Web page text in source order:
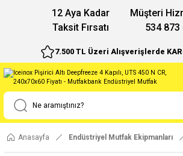
12 Aya Kadar
Taksit Fırsatı
Müşteri
534 873
7.500 TL Üzeri Alışverişlerde
Anasayfa Endüstriyel Mutfak Ekipmanları